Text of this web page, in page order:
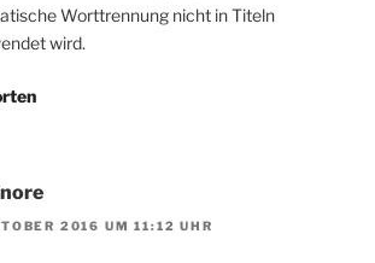
Worttrennung nicht in Titeln
wird.
2016 UM 11:12 UHR